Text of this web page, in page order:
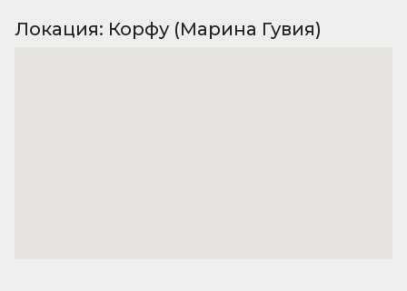
Локация: Корфу (Марина Гувия)